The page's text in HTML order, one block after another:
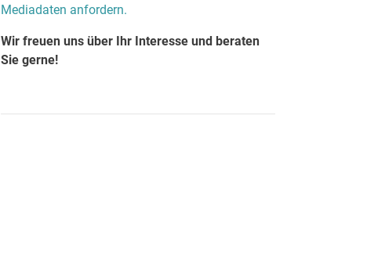
Mediadaten anfordern.
Wir freuen uns über Ihr Interesse und beraten
Sie gerne!